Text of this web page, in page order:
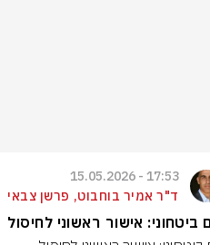
17:53 - 15.05.2026
ד"ר אמיר בוחבוט, פרשן צבאי
ביטחוני: אישור ראשוני לחיסול